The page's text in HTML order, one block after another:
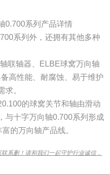
0.700系列产品详情
系列外，还拥有其他多种
联轴器、ELBE球窝万向轴
高性能、耐腐蚀、易于维护
求。
的球窝关节和轴由滑动
与十字万向轴0.700系列形成
的万向轴产品线。
系删！请和我们一起守护行业诚信，